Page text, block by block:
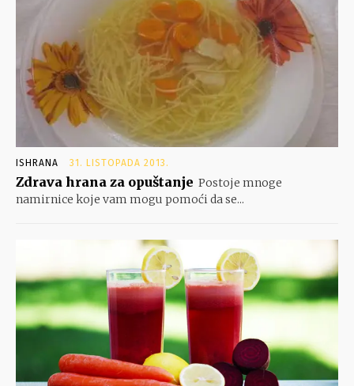
ISHRANA 31. LISTOPADA 2013.
Zdrava hrana za opuštanje Postoje mnoge
namirnice koje vam mogu pomoći da se...